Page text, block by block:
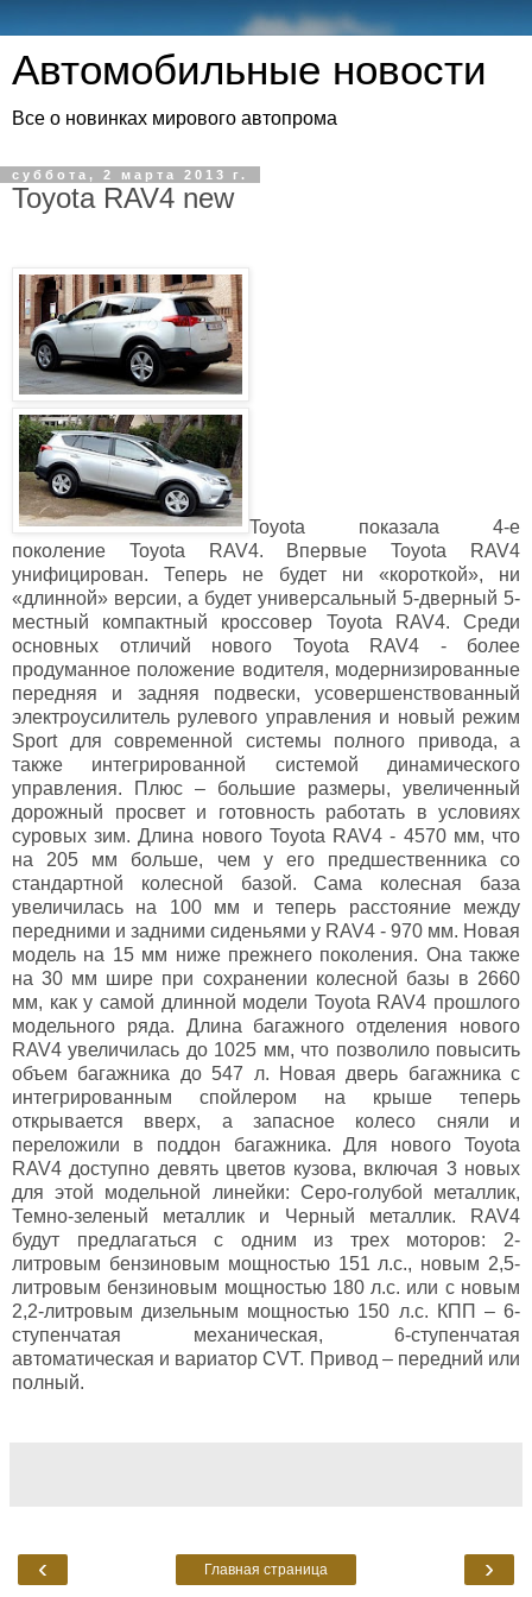
Автомобильные новости
Все о новинках мирового автопрома
суббота, 2 марта 2013 г.
Toyota RAV4 new
Toyota показала 4-е
поколение Toyota RAV4. Впервые Toyota RAV4
унифицирован. Теперь не будет ни «короткой», ни
«длинной» версии, а будет универсальный 5-дверный 5-
местный компактный кроссовер Toyota RAV4. Среди
основных отличий нового Toyota RAV4 - более
продуманное положение водителя, модернизированные
передняя и задняя подвески, усовершенствованный
электроусилитель рулевого управления и новый режим
Sport для современной системы полного привода, а
также интегрированной системой динамического
управления. Плюс – большие размеры, увеличенный
дорожный просвет и готовность работать в условиях
суровых зим. Длина нового Toyota RAV4 - 4570 мм, что
на 205 мм больше, чем у его предшественника со
стандартной колесной базой. Сама колесная база
увеличилась на 100 мм и теперь расстояние между
передними и задними сиденьями у RAV4 - 970 мм. Новая
модель на 15 мм ниже прежнего поколения. Она также
на 30 мм шире при сохранении колесной базы в 2660
мм, как у самой длинной модели Toyota RAV4 прошлого
модельного ряда. Длина багажного отделения нового
RAV4 увеличилась до 1025 мм, что позволило повысить
объем багажника до 547 л. Новая дверь багажника с
интегрированным спойлером на крыше теперь
открывается вверх, а запасное колесо сняли и
переложили в поддон багажника. Для нового Toyota
RAV4 доступно девять цветов кузова, включая 3 новых
для этой модельной линейки: Серо-голубой металлик,
Темно-зеленый металлик и Черный металлик. RAV4
будут предлагаться с одним из трех моторов: 2-
литровым бензиновым мощностью 151 л.с., новым 2,5-
литровым бензиновым мощностью 180 л.с. или с новым
2,2-литровым дизельным мощностью 150 л.с. КПП – 6-
ступенчатая механическая, 6-ступенчатая
автоматическая и вариатор CVT. Привод – передний или
полный.
‹ ›
Главная страница